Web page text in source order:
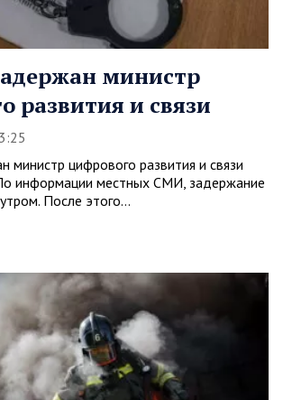
министр
развития и связи
министр цифрового развития и связи
информации местных СМИ, задержание
После этого…